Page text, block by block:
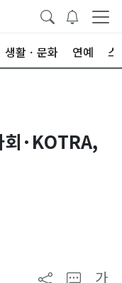
생활ㆍ문화 연예 스
·KOTRA,
가